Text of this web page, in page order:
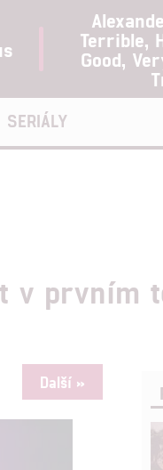
Terrible,
Good,
SERIÁLY
v prvním
Další »